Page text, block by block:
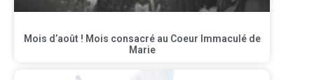
Mois d’août ! Mois consacré au Coeur Immaculé de
Marie